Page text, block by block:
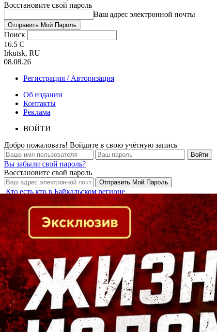
Восстановите свой пароль
Ваш адрес электронной почты
Поиск
16.5 C
Irkutsk, RU
08.08.26
Регистрация / Авторизация
Об издании
Контакты
Реклама
ВОЙТИ
Добро пожаловать! Войдите в свою учётную запись
Вы забыли свой пароль?
Восстановите свой пароль
Кто есть кто в Байкальском регионе